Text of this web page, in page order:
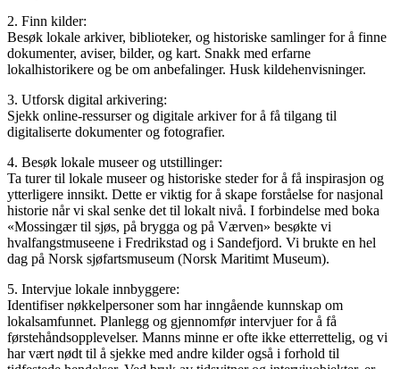
2. Finn kilder:
Besøk lokale arkiver, biblioteker, og historiske samlinger for å finne
dokumenter, aviser, bilder, og kart. Snakk med erfarne
lokalhistorikere og be om anbefalinger. Husk kildehenvisninger.
3. Utforsk digital arkivering:
Sjekk online-ressurser og digitale arkiver for å få tilgang til
digitaliserte dokumenter og fotografier.
4. Besøk lokale museer og utstillinger:
Ta turer til lokale museer og historiske steder for å få inspirasjon og
ytterligere innsikt. Dette er viktig for å skape forståelse for nasjonal
historie når vi skal senke det til lokalt nivå. I forbindelse med boka
«Mossingær til sjøs, på brygga og på Værven» besøkte vi
hvalfangstmuseene i Fredrikstad og i Sandefjord. Vi brukte en hel
dag på Norsk sjøfartsmuseum (Norsk Maritimt Museum).
5. Intervjue lokale innbyggere:
Identifiser nøkkelpersoner som har inngående kunnskap om
lokalsamfunnet. Planlegg og gjennomfør intervjuer for å få
førstehåndsopplevelser. Manns minne er ofte ikke etterrettelig, og vi
har vært nødt til å sjekke med andre kilder også i forhold til